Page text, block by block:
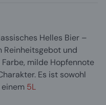
Helles Bier –
Reinheitsgebot und
milde Hopfennote
Es ist sowohl
einem 5L